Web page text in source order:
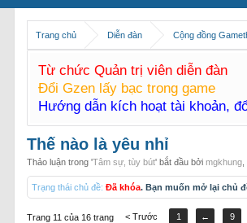
Trang chủ Diễn đàn Cộng đồng
Từ chức Quản trị viên diễn đàn
Đổi Gzen lấy bạc trong game
Hướng dẫn kích hoạt tài khoản,
Thế nào là yêu nhỉ
Thảo luận trong 'Tâm sự, tùy bút' bắt đầu bởimgkhung
Trạng thái chủ đề: Đã khóa. Bạn muốn mở lại chủ
Trang 11 của 16 trang < Trước 1 ← 9